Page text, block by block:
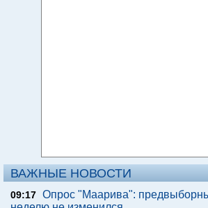
ВАЖНЫЕ НОВОСТИ
09:17 Опрос "Mаарива":